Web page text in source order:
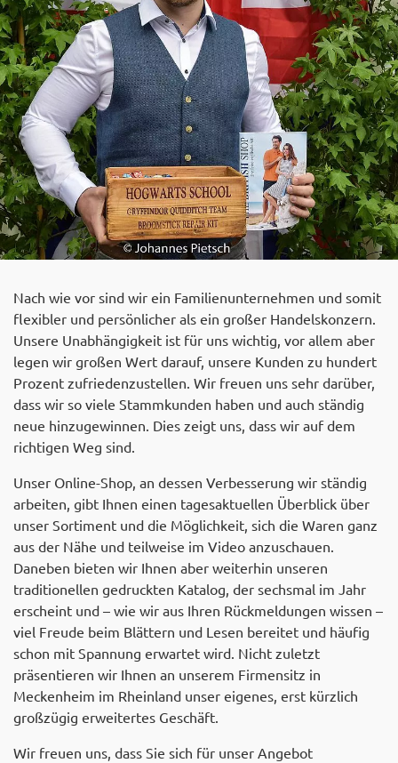
Nach wie vor sind wir ein Familienunternehmen und somit
flexibler und persönlicher als ein großer Handelskonzern.
Unsere Unabhängigkeit ist für uns wichtig, vor allem aber
legen wir großen Wert darauf, unsere Kunden zu hundert
Prozent zufriedenzustellen. Wir freuen uns sehr darüber,
dass wir so viele Stammkunden haben und auch ständig
neue hinzugewinnen. Dies zeigt uns, dass wir auf dem
richtigen Weg sind.
Unser Online-Shop, an dessen Verbesserung wir ständig
arbeiten, gibt Ihnen einen tagesaktuellen Überblick über
unser Sortiment und die Möglichkeit, sich die Waren ganz
aus der Nähe und teilweise im Video anzuschauen.
Daneben bieten wir Ihnen aber weiterhin unseren
traditionellen gedruckten Katalog, der sechsmal im Jahr
erscheint und – wie wir aus Ihren Rückmeldungen wissen –
viel Freude beim Blättern und Lesen bereitet und häufig
schon mit Spannung erwartet wird. Nicht zuletzt
präsentieren wir Ihnen an unserem Firmensitz in
Meckenheim im Rheinland unser eigenes, erst kürzlich
großzügig erweitertes Geschäft.
Wir freuen uns, dass Sie sich für unser Angebot